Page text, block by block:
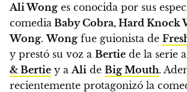
Ali Wong es conocida por sus
comedia Baby Cobra, Hard Knock
Wong.Wong fue guionista de
y prestó su voz a Bertie de la serie
& Bertie y a Ali de Big Mouth.
recientemente protagonizó la